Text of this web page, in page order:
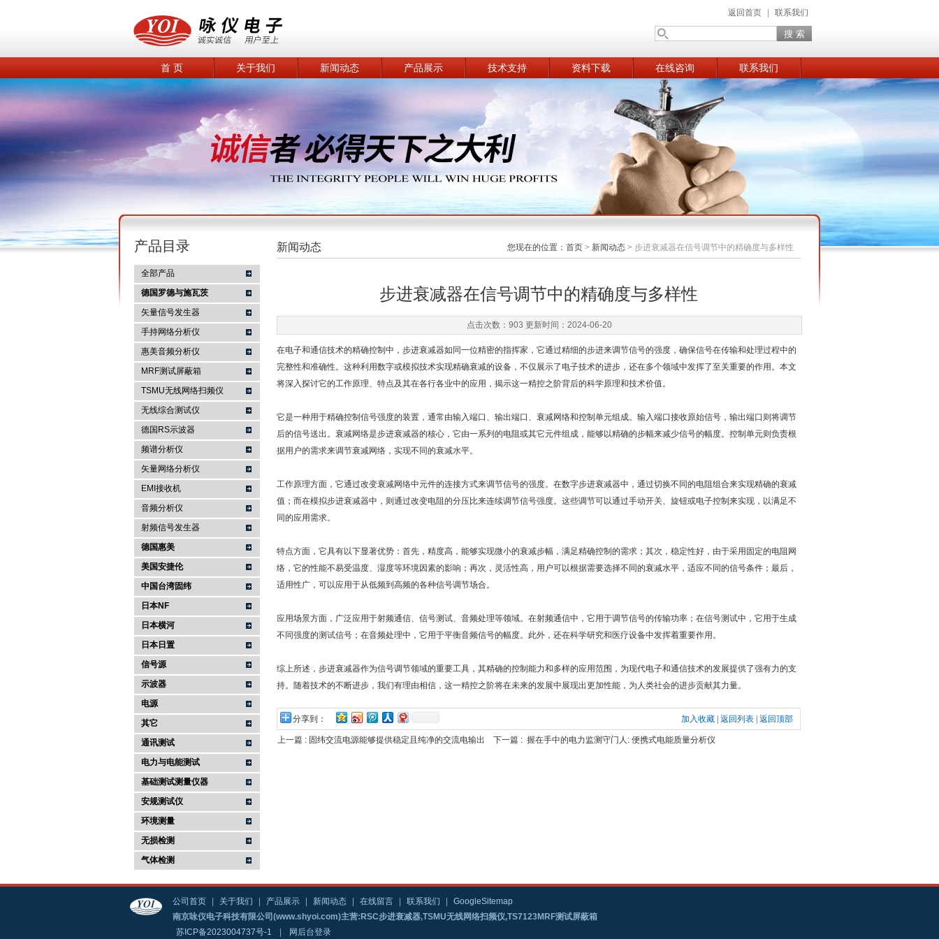
南京咏仪电子科技有限公司
返回首页 联系我们
首 页 关于我们 新闻动态 产品展示 技术支持 资料下载 在线咨询 联系我们
产品目录
全部产品
德国罗德与施瓦茨
矢量信号发生器
手持网络分析仪
惠美音频分析仪
MRF测试屏蔽箱
TSMU无线网络扫频仪
无线综合测试仪
德国RS示波器
频谱分析仪
矢量网络分析仪
EMI接收机
音频分析仪
射频信号发生器
德国惠美
美国安捷伦
中国台湾固纬
日本NF
日本横河
日本日置
信号源
示波器
电源
其它
通讯测试
电力与电能测试
基础测试测量仪器
安规测试仪
环境测量
无损检测
气体检测
新闻动态 您现在的位置： 首页 > 新闻动态 > 步进衰减器在信号调节中的精确度与多样性
步进衰减器在信号调节中的精确度与多样性
点击次数：903 更新时间：2024-06-20
在电子和通信技术的精确控制中， 步进衰减器如同一位精密的指挥家，它通过精细的步进来调节信号的强度，确保信号在传输和处理过程中的
完整性和准确性。这种利用数字或模拟技术实现精确衰减的设备，不仅展示了电子技术的进步，还在多个领域中发挥了至关重要的作用。本文
将深入探讨它的工作原理、特点及其在各行各业中的应用，揭示这一精控之阶背后的科学原理和技术价值。
它是一种用于精确控制信号强度的装置，通常由输入端口、输出端口、衰减网络和控制单元组成。输入端口接收原始信号，输出端口则将调节
后的信号送出。衰减网络是步进衰减器的核心，它由一系列的电阻或其它元件组成，能够以精确的步幅来减少信号的幅度。控制单元则负责根
据用户的需求来调节衰减网络，实现不同的衰减水平。
工作原理方面，它通过改变衰减网络中元件的连接方式来调节信号的强度。在数字步进衰减器中，通过切换不同的电阻组合来实现精确的衰减
值；而在模拟步进衰减器中，则通过改变电阻的分压比来连续调节信号强度。这些调节可以通过手动开关、旋钮或电子控制来实现，以满足不
同的应用需求。
特点方面，它具有以下显著优势：首先，精度高，能够实现微小的衰减步幅，满足精确控制的需求；其次，稳定性好，由于采用固定的电阻网
络，它的性能不易受温度、湿度等环境因素的影响；再次，灵活性高，用户可以根据需要选择不同的衰减水平，适应不同的信号条件；最后，
适用性广，可以应用于从低频到高频的各种信号调节场合。
应用场景方面，广泛应用于射频通信、信号测试、音频处理等领域。在射频通信中，它用于调节信号的传输功率；在信号测试中，它用于生成
不同强度的测试信号；在音频处理中，它用于平衡音频信号的幅度。此外，还在科学研究和医疗设备中发挥着重要作用。
综上所述，步进衰减器作为信号调节领域的重要工具，其精确的控制能力和多样的应用范围，为现代电子和通信技术的发展提供了强有力的支
持。随着技术的不断进步，我们有理由相信，这一精控之阶将在未来的发展中展现出更加性能，为人类社会的进步贡献其力量。
分享到： 加入收藏 返回列表 返回顶部
上一篇 : 固纬交流电源能够提供稳定且纯净的交流电输出 下一篇 : 握在手中的电力监测守门人: 便携式电能质量分析仪
公司首页 关于我们 产品展示 新闻动态 在线留言 联系我们
GoogleSitemap
南京咏仪电子科技有限公司(www.shyoi.com)主营:RSC步进衰减器,TSMU无线网络扫频仪,TS7123MRF测试屏蔽箱
苏ICP备2023004737号-1
网后台登录